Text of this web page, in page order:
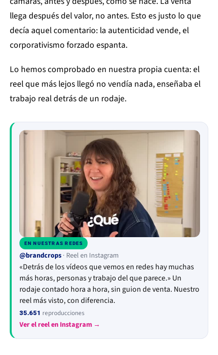
llega después del valor, no antes. Esto es justo lo que
decía aquel comentario: la autenticidad vende, el
corporativismo forzado espanta.
Lo hemos comprobado en nuestra propia cuenta: el
reel que más lejos llegó no vendía nada, enseñaba el
trabajo real detrás de un rodaje.
▶
EN NUESTRAS REDES
@brandcrops· Reel en Instagram
«Detrás de los vídeos que vemos en redes hay muchas
más horas, personas y trabajo del que parece.» Un
rodaje contado hora a hora, sin guion de venta. Nuestro
reel más visto, con diferencia.
35.651 reproducciones
Ver el reel en Instagram →